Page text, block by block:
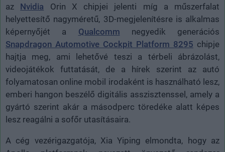
az Nvidia Orin X chipjei jelenti míg a műszerfalat
helyettesítő nagyméretű, 3D-megjelenítésre is alkalmas
képernyőjét a Qualcomm negyedik generációs
Snapdragon Automotive Cockpit Platform 8295 chipje
hajtja meg, ami lehetővé teszi a térbeli ábrázolást,
videojátékok futtatását, de a hírek szerint az autó
folyamatosan online mobil irodaként is használható lesz,
emberi hangon beszélő digitális asszisztenssel, amely a
gyártó szerint akár a másodperc töredéke alatt képes
lesz reagálni a sofőr utasításaira.
A cég vezérigazgatója, Xia Yiping elmondta, hogy az